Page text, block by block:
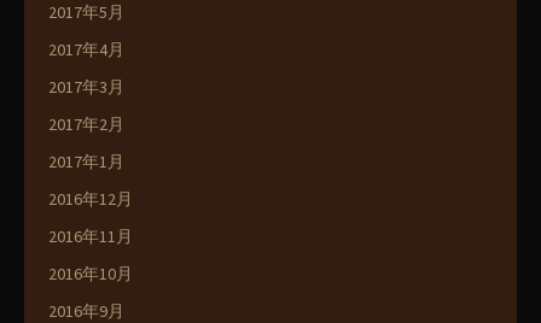
2017年5月
2017年4月
2017年3月
2017年2月
2017年1月
2016年12月
2016年11月
2016年10月
2016年9月